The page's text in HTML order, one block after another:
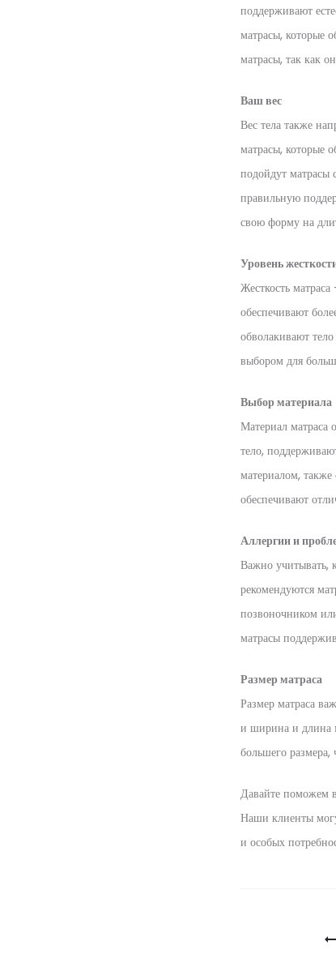
поддерживают
матрасы, которые
матрасы, так как
Ваш вес
Вес тела также
матрасы, которые
подойдут матрасы
правильную
свою форму на
Уровень
Жесткость
обеспечивают
обволакивают
выбором для
Выбор материала
Материал
тело,
материалом,
обеспечивают
Аллергии и
Важно учитывать,
рекомендуются
позвоночником
матрасы
Размер матраса
Размер матраса
и ширина и длина
большего размера,
Давайте поможем
Наши клиенты
и особых